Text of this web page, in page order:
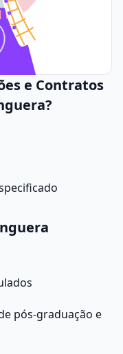
e Contratos
pós-graduação e